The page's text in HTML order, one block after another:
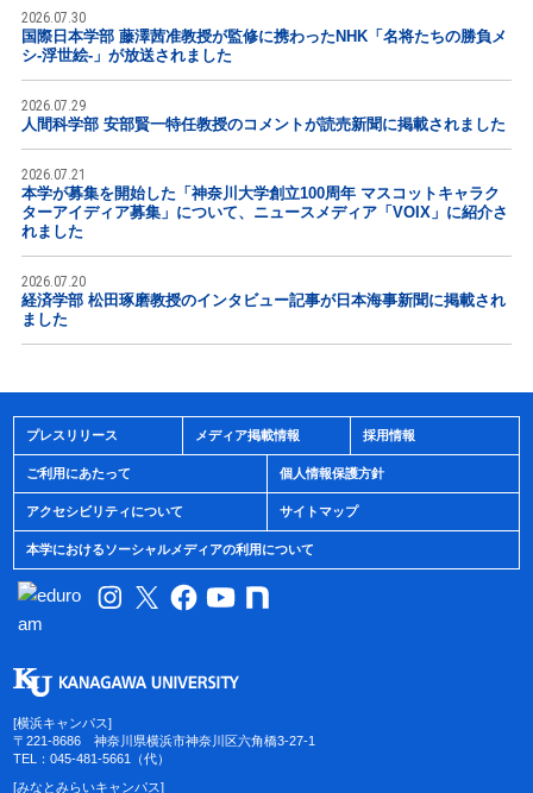
2026.07.30
国際日本学部 藤澤茜准教授が監修に携わったNHK「名将たちの勝負メ
シ-浮世絵-」が放送されました
2026.07.29
人間科学部 安部賢一特任教授のコメントが読売新聞に掲載されました
2026.07.21
本学が募集を開始した「神奈川大学創立100周年 マスコットキャラク
ターアイディア募集」について、ニュースメディア「VOIX」に紹介さ
れました
2026.07.20
経済学部 松田琢磨教授のインタビュー記事が日本海事新聞に掲載され
ました
プレスリリース メディア掲載情報 採用情報
ご利用にあたって 個人情報保護方針
アクセシビリティについて サイトマップ
本学におけるソーシャルメディアの利用について
[横浜キャンパス]
〒221-8686 神奈川県横浜市神奈川区六角橋3-27-1
TEL：045-481-5661（代）
[みなとみらいキャンパス]